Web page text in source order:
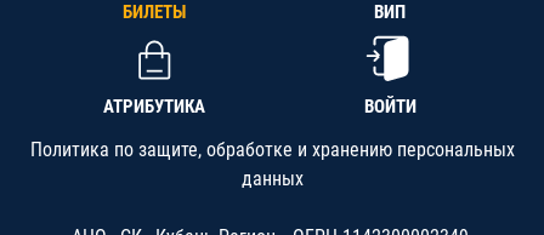
БИЛЕТЫ ВИП
АТРИБУТИКА ВОЙТИ
Политика по защите, обработке и хранению персональных
данных